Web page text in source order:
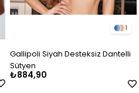
1
Gallipoli Siyah Desteksiz Dantelli
Sütyen
₺884,90